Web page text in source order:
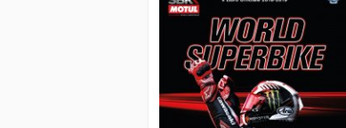
Lingua del testo Inglese
21 x